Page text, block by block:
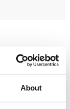
About